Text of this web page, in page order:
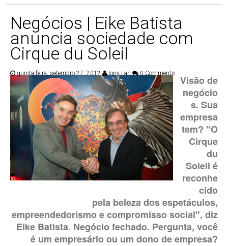
Negócios | Eike Batista
anuncia sociedade com
Cirque du Soleil
quinta-feira, setembro 27, 2012 Jony Lan 0 Comments
Visão de
negócio
s. Sua
empresa
tem? "O
Cirque
du
Soleil é
reconhe
cido
pela beleza dos espetáculos,
empreendedorismo e compromisso social", diz
Eike Batista. Negócio fechado. Pergunta, você
é um empresário ou um dono de empresa?